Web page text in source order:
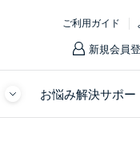
ご利用ガイド
新規会員
お悩み解決サポー